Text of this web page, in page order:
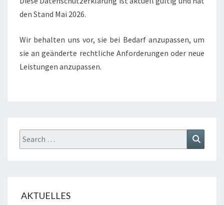
den Stand Mai 2026.
Wir behalten uns vor, sie bei Bedarf anzupassen, um
sie an geänderte rechtliche Anforderungen oder neue
Leistungen anzupassen.
Search
for:
AKTUELLES